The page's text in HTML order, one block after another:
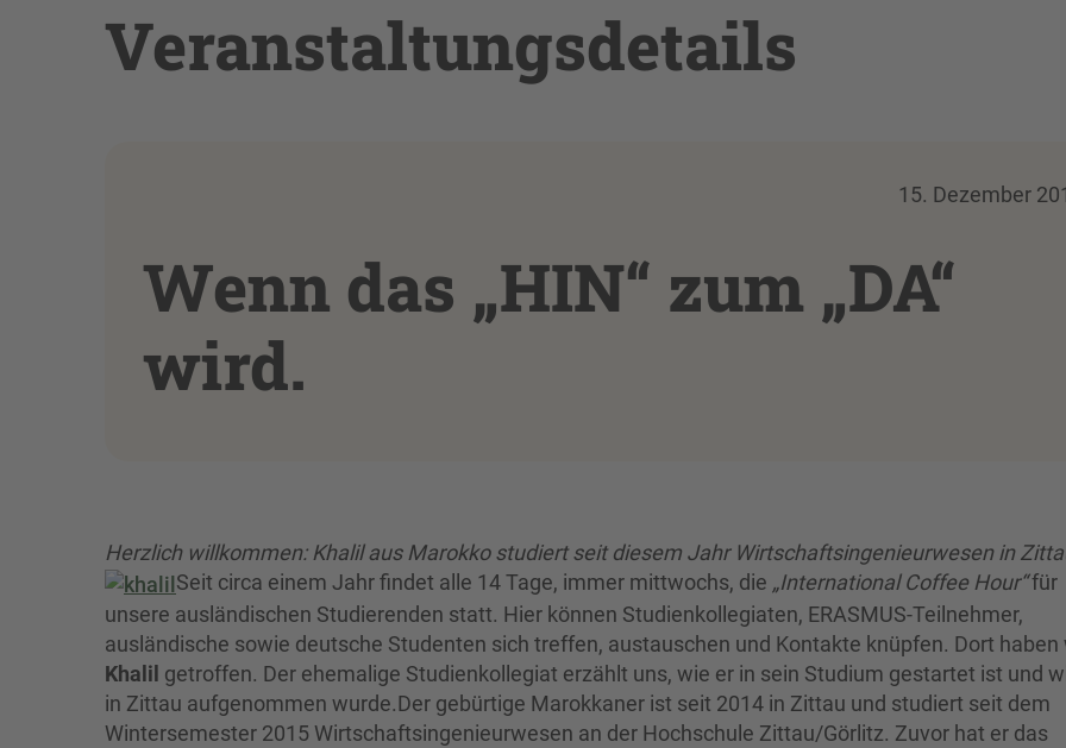
Veranstaltungsdetails
15. Dezember
Wenn das „HIN“ zum „DA“
wird.
Herzlich willkommen: Khalil aus Marokko studiert seit diesem Jahr Wirtschaftsingenieurwesen in
Seit circa einem Jahr findet alle 14 Tage, immer mittwochs, die „International Coffee Hour“für
unsere ausländischen Studierenden statt. Hier können Studienkollegiaten, ERASMUS-Teilnehmer,
ausländische sowie deutsche Studenten sich treffen, austauschen und Kontakte knüpfen. Dort haben
Khalil getroffen. Der ehemalige Studienkollegiat erzählt uns, wie er in sein Studium gestartet ist und
in Zittau aufgenommen wurde.Der gebürtige Marokkaner ist seit 2014 in Zittau und studiert seit dem
Wintersemester 2015 Wirtschaftsingenieurwesen an der Hochschule Zittau/Görlitz. Zuvor hat er das